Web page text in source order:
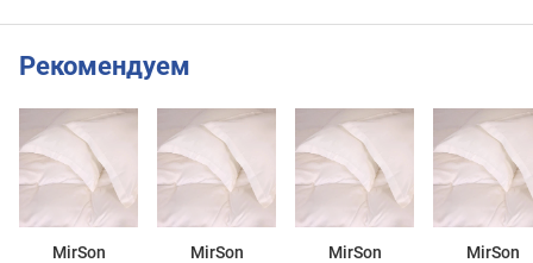
Рекомендуем
MirSon
MirSon
MirSon
MirSon